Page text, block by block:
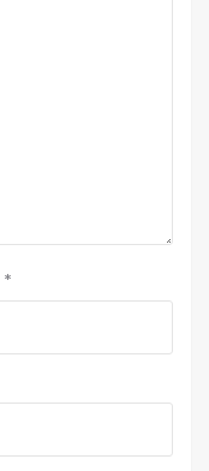
*